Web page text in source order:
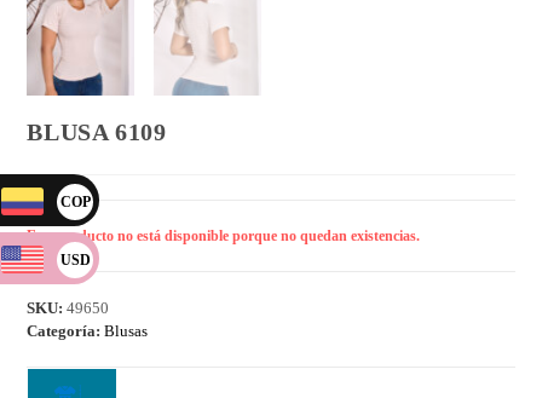
BLUSA 6109
Este producto no está disponible porque no quedan existencias.
SKU:49650
Categoría:Blusas
COP
USD